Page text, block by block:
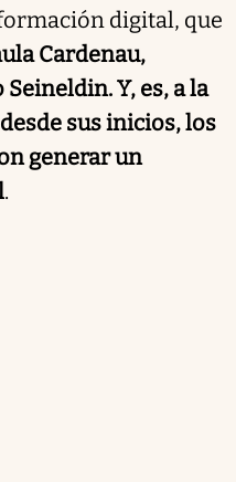
digital, que
Cardenau,
Y, es, a la
sus inicios, los
generar un
.